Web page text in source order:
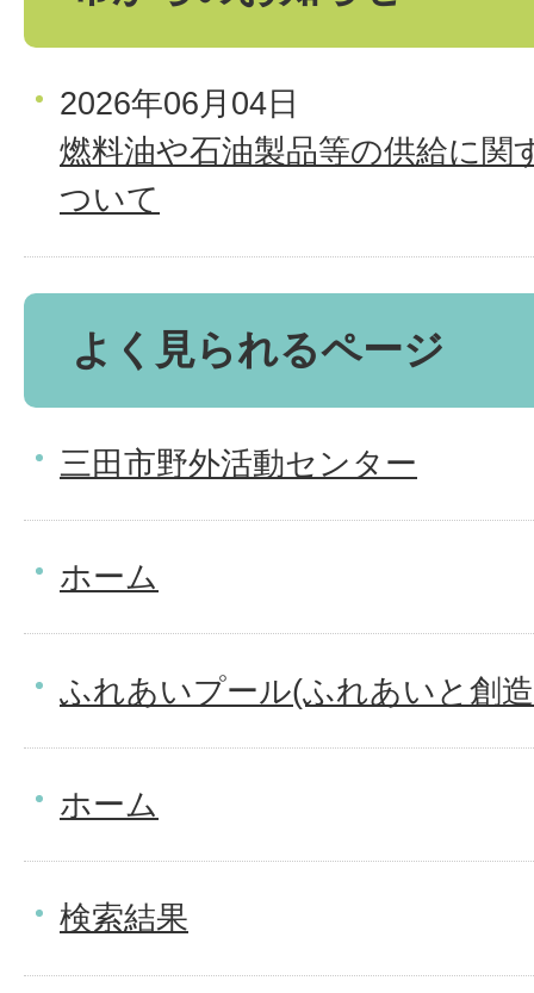
2026年06月04日
燃料油や石油製品等の供給に関
ついて
よく見られるページ
三田市野外活動センター
ホーム
ふれあいプール(ふれあいと創
ホーム
検索結果